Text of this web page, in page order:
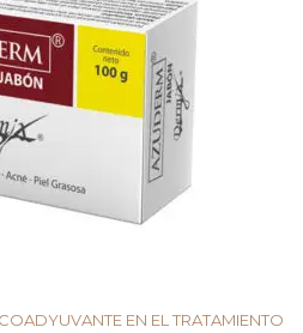
EN EL TRATAMIENTO